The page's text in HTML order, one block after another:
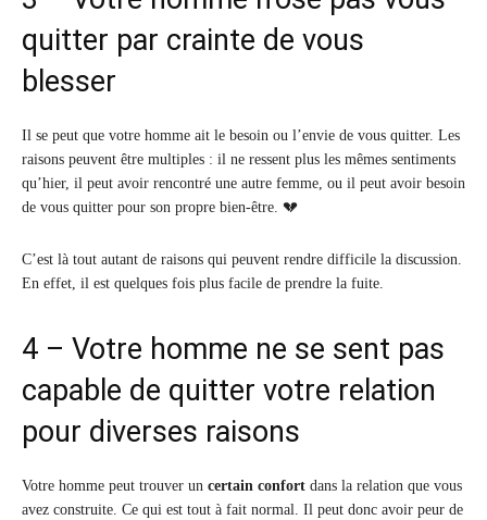
quitter par crainte de vous
blesser
Il se peut que votre homme ait le besoin ou l’envie de vous quitter. Les
raisons peuvent être multiples : il ne ressent plus les mêmes sentiments
qu’hier, il peut avoir rencontré une autre femme, ou il peut avoir besoin
de vous quitter pour son propre bien-être. 💔
C’est là tout autant de raisons qui peuvent rendre difficile la discussion.
En effet, il est quelques fois plus facile de prendre la fuite.
4 – Votre homme ne se sent pas
capable de quitter votre relation
pour diverses raisons
Votre homme peut trouver un certain confort dans la relation que vous
avez construite. Ce qui est tout à fait normal. Il peut donc avoir peur de